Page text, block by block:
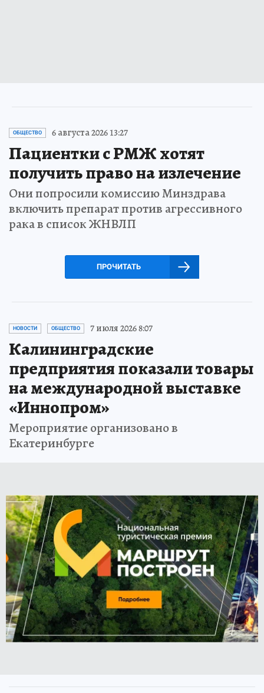
ОБЩЕСТВО 6 августа 2026 13:27
Пациентки с РМЖ хотят
получить право на излечение
Они попросили комиссию Минздрава
включить препарат против агрессивного
рака в список ЖНВЛП
ПРОЧИТАТЬ
НОВОСТИ ОБЩЕСТВО 7 июля 2026 8:07
Калининградские
предприятия показали товары
на международной выставке
«Иннопром»
Мероприятие организовано в
Екатеринбурге